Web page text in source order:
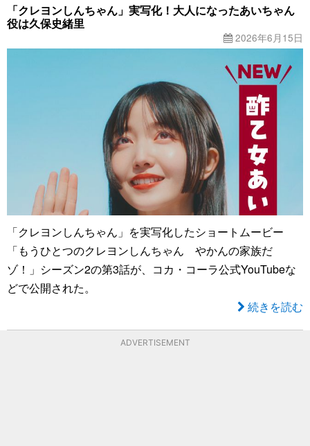
「クレヨンしんちゃん」実写化！大人になったあいちゃん
役は久保史緒里
2026年6月15日
「クレヨンしんちゃん」を実写化したショートムービー
「もうひとつのクレヨンしんちゃん やかんの家族だ
ゾ！」シーズン2の第3話が、コカ・コーラ公式YouTubeな
どで公開された。
続きを読む
ADVERTISEMENT